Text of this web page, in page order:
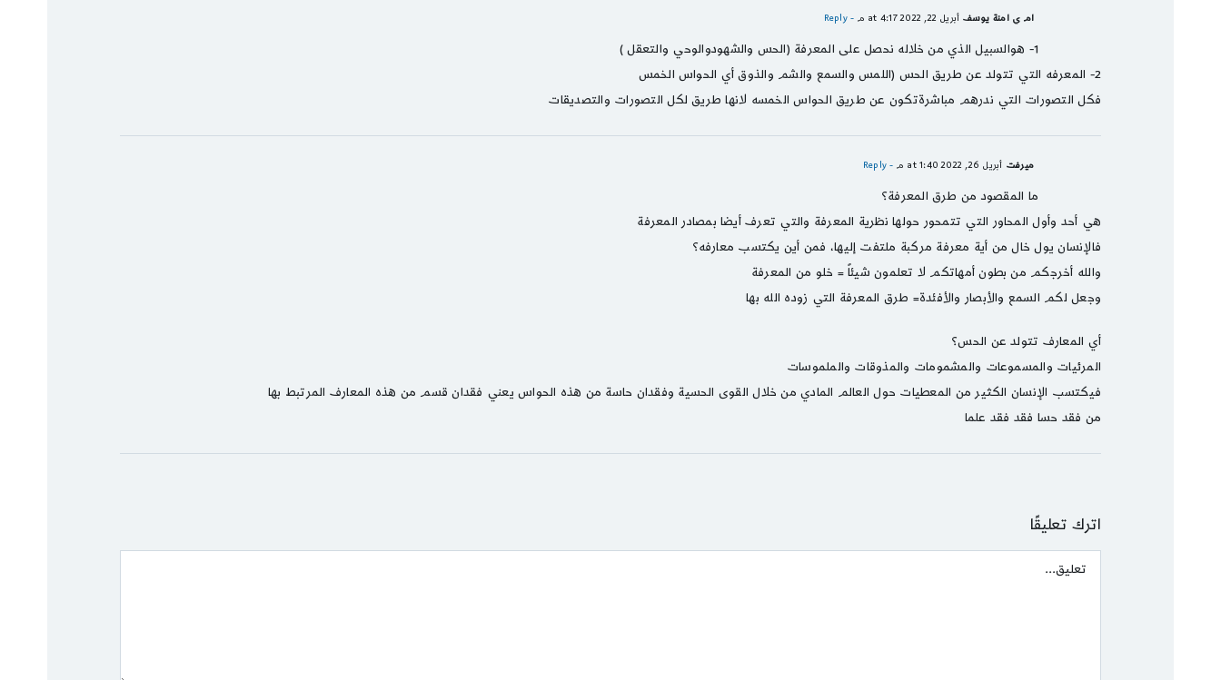
ام ي امنة يوسف أبريل 22, 2022 at 4:17 م - Reply
1- هوالسبيل الذي من خلاله نحصل على المعرفة (الحس والشهودوالوحي والتعقل )
2- المعرفه التي تتولد عن طريق الحس (اللمس والسمع والشم والذوق أي الحواس الخمس
فكل التصورات التي ندرهم مباشرةتكون عن طريق الحواس الخمسه لانها طريق لكل التصورات والتصديقات
ميرفت أبريل 26, 2022 at 1:40 م - Reply
ما المقصود من طرق المعرفة؟
هي أحد وأول المحاور التي تتمحور حولها نظرية المعرفة والتي تعرف أيضا بمصادر المعرفة
فالإنسان يول خال من أية معرفة مركبة ملتفت إليها، فمن أين يكتسب معارفه؟
والله أخرجكم من بطون أمهاتكم لا تعلمون شيئاً = خلو من المعرفة
وجعل لكم السمع والأبصار والأفئدة= طرق المعرفة التي زوده الله بها
أي المعارف تتولد عن الحس؟
المرئيات والمسموعات والمشمومات والمذوقات والملموسات
فيكتسب الإنسان الكثير من المعطيات حول العالم المادي من خلال القوى الحسية وفقدان حاسة من هذه الحواس يعني فقدان قسم من هذه المعارف المرتبط بها
من فقد حسا فقد فقد علما
اترك تعليقًا
Comment